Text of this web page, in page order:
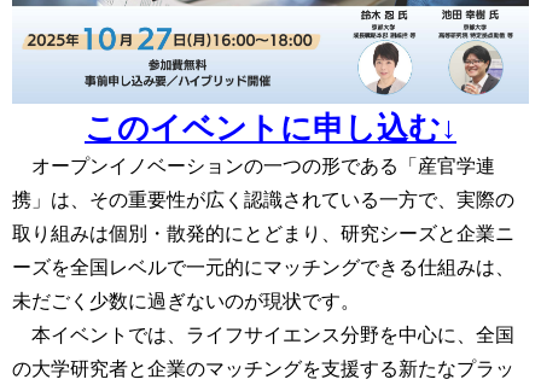
このイベントに申し込む↓
オープンイノベーションの一つの形である「産官学連
携」は、その重要性が広く認識されている一方で、実際の
取り組みは個別・散発的にとどまり、研究シーズと企業ニ
ーズを全国レベルで一元的にマッチングできる仕組みは、
未だごく少数に過ぎないのが現状です。
本イベントでは、ライフサイエンス分野を中心に、全国
の大学研究者と企業のマッチングを支援する新たなプラッ